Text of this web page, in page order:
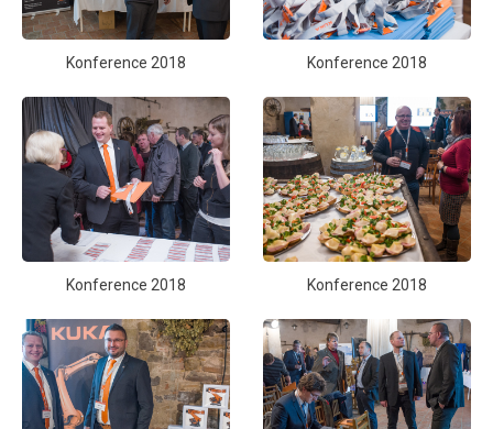
Konference 2018 Konference 2018
Konference 2018 Konference 2018